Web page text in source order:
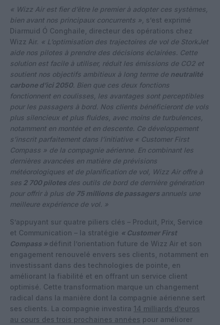
« Wizz Air est fier d’être le premier à adopter ces systèmes,
bien avant nos principaux concurrents », s’est exprimé
Diarmuid Ó Conghaile, directeur des opérations chez
Wizz Air. « L’optimisation des trajectoires de vol de StorkJet
aide nos pilotes à prendre des décisions éclairées. Cette
solution est facile à utiliser, réduit les émissions de CO2 et
soutient nos objectifs ambitieux à long terme de neutralité
carbone d’ici 2050. Bien que ces deux fonctions
fonctionnent en coulisses, les avantages sont perceptibles
pour les passagers à bord. Nos clients bénéficieront de vols
plus silencieux et plus fluides, avec moins de turbulences,
notamment en montée et en descente. Ce développement
s’inscrit parfaitement dans l’initiative « Customer First
Compass » de la compagnie aérienne. En combinant les
dernières avancées en matière de prévisions
météorologiques et de planification de vol, Wizz Air offre à
ses 2 700 pilotes des outils de bord de dernière génération
pour offrir à plus de 75 millions de passagers annuels une
meilleure expérience de vol. »
S’appuyant sur quatre piliers clés – Produit, Prix, Service
et Communication – la stratégie « Customer First
Compass » définit l’orientation future de Wizz Air et son
engagement renouvelé envers ses clients, notamment en
investissant dans des technologies de pointe, en
améliorant la fiabilité et en offrant un service client
optimisé. Cette transformation marque un changement
radical dans la manière dont la compagnie aérienne sert
ses clients. La compagnie investira 14 milliards d’euros
au cours des trois prochaines années pour améliorer